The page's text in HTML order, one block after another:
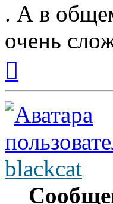
. А в
очень
началу
blackcat